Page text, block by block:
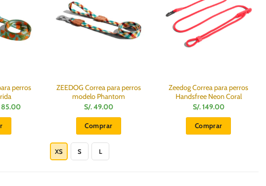
perros
85.00Rango
ZEEDOG Correa para perros
modelo Phantom
S/.49.00
Comprar
producto
tiene
XS S L
Zeedog Correa para perros
Handsfree Neon Coral
S/.149.00
Comprar